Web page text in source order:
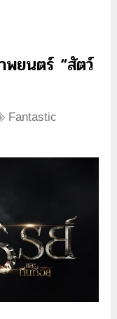
พยนตร์ “สัตว์
Fantastic